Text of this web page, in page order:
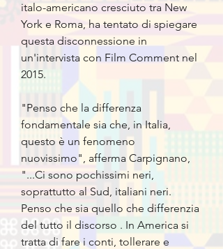
italo-americano cresciuto tra New
York e Roma, ha tentato di spiegare
questa disconnessione in
un'intervista con Film Comment nel
2015.
"Penso che la differenza
fondamentale sia che, in Italia,
questo è un fenomeno
nuovissimo", afferma Carpignano,
"...Ci sono pochissimi neri,
soprattutto al Sud, italiani neri.
Penso che sia quello che differenzia
del tutto il discorso . In America si
tratta di fare i conti, tollerare e